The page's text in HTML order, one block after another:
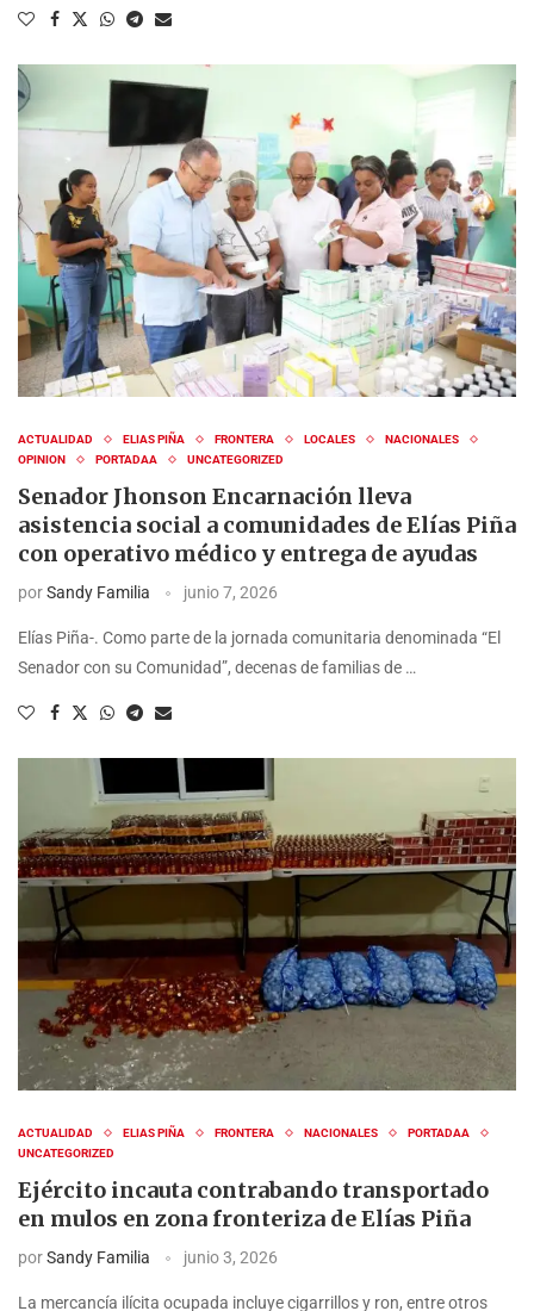
ACTUALIDAD ELIAS PIÑA FRONTERA LOCALES
NACIONALES
OPINION
PORTADAA UNCATEGORIZED
Senador Jhonson Encarnación lleva
asistencia social a comunidades de Elías Piña
con operativo médico y entrega de ayudas
porSandy Familia junio 7, 2026
Elías Piña-. Como parte de la jornada comunitaria denominada “El
Senador con su Comunidad”, decenas de familias de …
ACTUALIDAD ELIAS PIÑA FRONTERA NACIONALES
PORTADAA
UNCATEGORIZED
Ejército incauta contrabando transportado
en mulos en zona fronteriza de Elías Piña
porSandy Familia junio 3, 2026
La mercancía ilícita ocupada incluye cigarrillos y ron, entre otros